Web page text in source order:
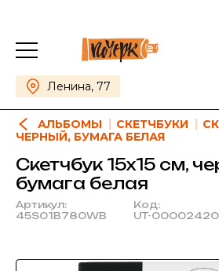
Ленина, 77
АЛЬБОМЫ СКЕТЧБУКИ
ЧЕРНЫЙ, БУМАГА БЕЛАЯ
Скетчбук 15х15 см,
бумага белая
Артикул:
45S01B780WB
Код:
UT-00002420